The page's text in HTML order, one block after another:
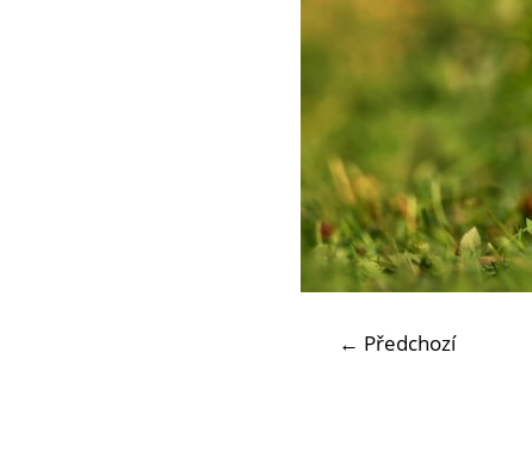
← Předchozí